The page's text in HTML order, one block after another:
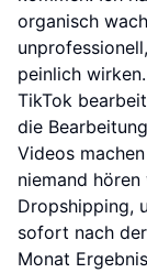
organisch
peinlich
TikTok
die
Videos
niemand
Dropshipping,
sofort nach
Monat